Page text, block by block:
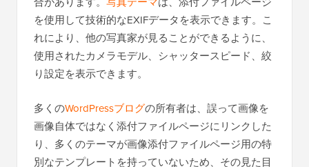
を使用して技術的なEXIFデータを表示できます。こ
れにより、他の写真家が見ることができるように、
使用されたカメラモデル、シャッタースピード、絞
り設定を表示できます。
多くのWordPressブログの所有者は、誤って画像を
画像自体ではなく添付ファイルページにリンクした
り、多くのテーマが画像添付ファイルページ用の特
別なテンプレートを持っていないため、その見た目